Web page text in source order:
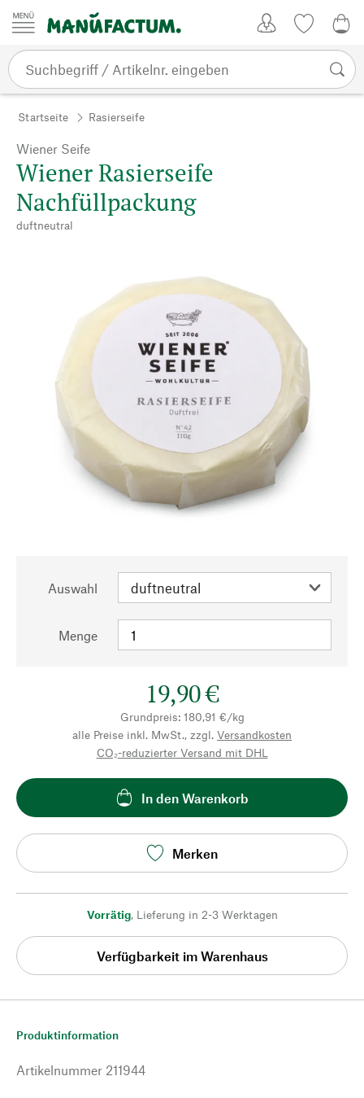
Zum Inhalt springen
Startseite Rasierseife
Wiener Seife
Wiener Rasierseife
Nachfüllpackung
duftneutral
Auswahl
Menge
19,90 €
Grundpreis: 180,91 €/kg
alle Preise inkl. MwSt., zzgl. Versandkosten
CO₂-reduzierter Versand mit DHL
In den Warenkorb
Merken
Vorrätig, Lieferung in 2-3 Werktagen
Verfügbarkeit im Warenhaus
Produktinformation
Artikelnummer 211944